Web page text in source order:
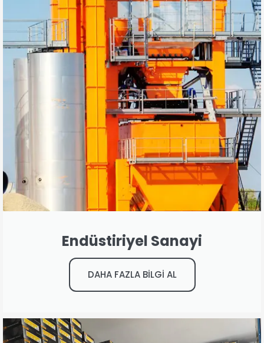
Endüstiriyel Sanayi
DAHA FAZLA BİLGİ AL